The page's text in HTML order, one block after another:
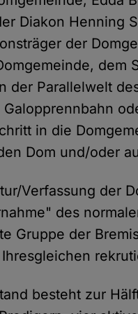
Diakon Henning
der
dem
der Parallelwelt
in die
Dom und/oder
Verfassung der
des
Gruppe der
besteht zur